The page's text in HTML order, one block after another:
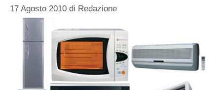
17 Agosto 2010 di Redazione